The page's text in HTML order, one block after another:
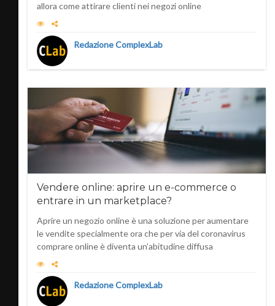
allora come attirare clienti nei negozi online
Redazione ComplexLab
Vendere online: aprire un e-commerce o
entrare in un marketplace?
Aprire un negozio online è una soluzione per aumentare
le vendite specialmente ora che per via del coronavirus
comprare online è diventa un’abitudine diffusa
Redazione ComplexLab